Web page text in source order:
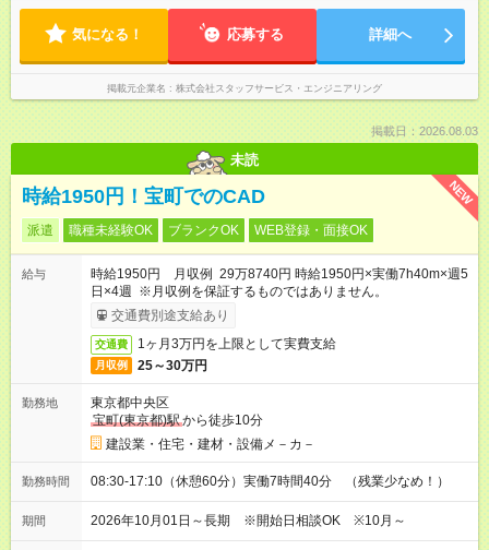
気になる！ 応募する 詳細へ
掲載元企業名 株式会社スタッフサービス・エンジニアリング
掲載日：2026.08.03
未読
NEW
時給1950円！宝町でのCAD
派遣 職種未経験OK ブランクOK WEB登録・面接OK
給与
時給1950円 月収例 29万8740円 時給1950円×実働7h40m×週5
日×4週 ※月収例を保証するものではありません。
交通費別途支給あり
交通費 1ヶ月3万円を上限として実費支給
月収例 25～30万円
勤務地
東京都中央区
宝町(東京都)駅から徒歩10分
建設業・住宅・建材・設備メ－カ－
勤務時間 08:30-17:10（休憩60分）実働7時間40分 （残業少なめ！）
期間 2026年10月01日～長期 ※開始日相談OK ※10月～